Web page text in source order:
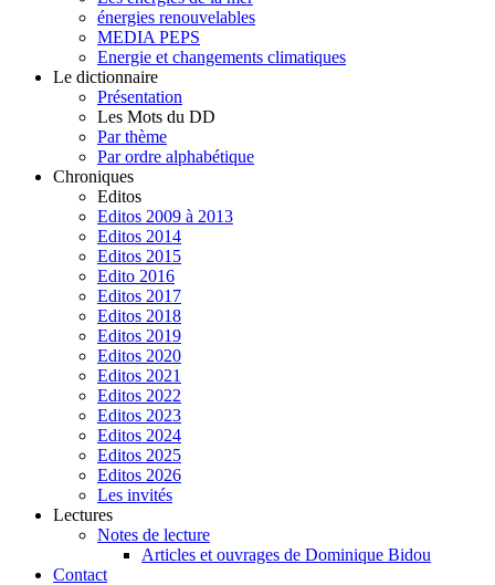
énergies renouvelables
MEDIA PEPS
Energie et changements climatiques
Le dictionnaire
Présentation
Les Mots du DD
Par thème
Par ordre alphabétique
Chroniques
Editos
Editos 2009 à 2013
Editos 2014
Editos 2015
Edito 2016
Editos 2017
Editos 2018
Editos 2019
Editos 2020
Editos 2021
Editos 2022
Editos 2023
Editos 2024
Editos 2025
Editos 2026
Les invités
Lectures
Notes de lecture
Articles et ouvrages de Dominique Bidou
Contact